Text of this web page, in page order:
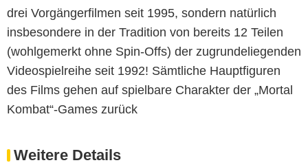
drei Vorgängerfilmen seit 1995, sondern natürlich
insbesondere in der Tradition von bereits 12 Teilen
(wohlgemerkt ohne Spin-Offs) der zugrundeliegenden
Videospielreihe seit 1992! Sämtliche Hauptfiguren
des Films gehen auf spielbare Charakter der „Mortal
Kombat“-Games zurück
Weitere Details